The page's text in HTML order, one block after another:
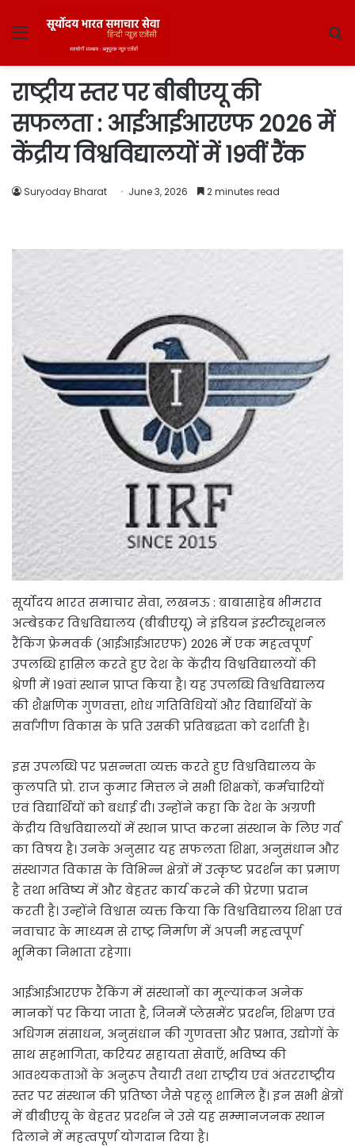
Menu
राष्ट्रीय स्तर पर बीबीएयू की
सफलता : आईआईआरएफ 2026 में
केंद्रीय विश्वविद्यालयों में 19वीं रैंक
Suryoday Bharat June 3, 2026 2 minutes read
सूर्योदय भारत समाचार सेवा, लखनऊ : बाबासाहेब भीमराव
अम्बेडकर विश्वविद्यालय (बीबीएयू) ने इंडियन इंस्टीट्यूशनल
रैंकिंग फ्रेमवर्क (आईआईआरएफ) 2026 में एक महत्वपूर्ण
उपलब्धि हासिल करते हुए देश के केंद्रीय विश्वविद्यालयों की
श्रेणी में 19वां स्थान प्राप्त किया है। यह उपलब्धि विश्वविद्यालय
की शैक्षणिक गुणवत्ता, शोध गतिविधियों और विद्यार्थियों के
सर्वांगीण विकास के प्रति उसकी प्रतिबद्धता को दर्शाती है।
इस उपलब्धि पर प्रसन्नता व्यक्त करते हुए विश्वविद्यालय के
कुलपति प्रो. राज कुमार मित्तल ने सभी शिक्षकों, कर्मचारियों
एवं विद्यार्थियों को बधाई दी। उन्होंने कहा कि देश के अग्रणी
केंद्रीय विश्वविद्यालयों में स्थान प्राप्त करना संस्थान के लिए गर्व
का विषय है। उनके अनुसार यह सफलता शिक्षा, अनुसंधान और
संस्थागत विकास के विभिन्न क्षेत्रों में उत्कृष्ट प्रदर्शन का प्रमाण
है तथा भविष्य में और बेहतर कार्य करने की प्रेरणा प्रदान
करती है। उन्होंने विश्वास व्यक्त किया कि विश्वविद्यालय शिक्षा एवं
नवाचार के माध्यम से राष्ट्र निर्माण में अपनी महत्वपूर्ण
भूमिका निभाता रहेगा।
आईआईआरएफ रैंकिंग में संस्थानों का मूल्यांकन अनेक
मानकों पर किया जाता है, जिनमें प्लेसमेंट प्रदर्शन, शिक्षण एवं
अधिगम संसाधन, अनुसंधान की गुणवत्ता और प्रभाव, उद्योगों के
साथ सहभागिता, करियर सहायता सेवाएँ, भविष्य की
आवश्यकताओं के अनुरूप तैयारी तथा राष्ट्रीय एवं अंतरराष्ट्रीय
स्तर पर संस्थान की प्रतिष्ठा जैसे पहलू शामिल हैं। इन सभी क्षेत्रों
में बीबीएयू के बेहतर प्रदर्शन ने उसे यह सम्मानजनक स्थान
दिलाने में महत्वपूर्ण योगदान दिया है।